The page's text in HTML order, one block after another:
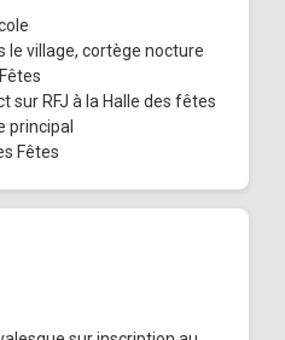
le village, cortège nocture
sur RFJ à la Halle des fêtes
principal
Fêtes